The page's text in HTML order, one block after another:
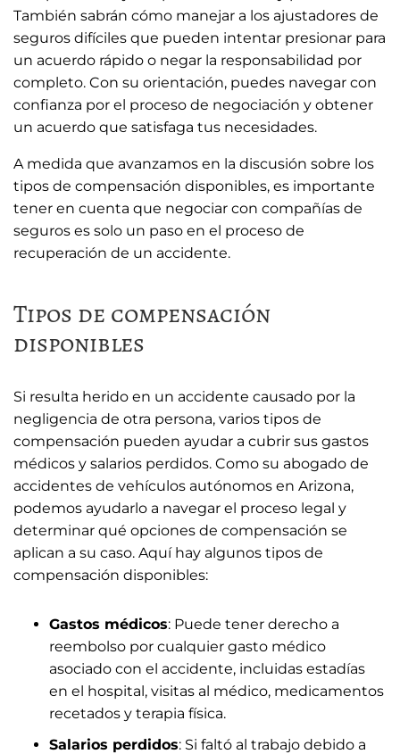
También sabrán cómo manejar a los ajustadores de
seguros difíciles que pueden intentar presionar para
un acuerdo rápido o negar la responsabilidad por
completo. Con su orientación, puedes navegar con
confianza por el proceso de negociación y obtener
un acuerdo que satisfaga tus necesidades.
A medida que avanzamos en la discusión sobre los
tipos de compensación disponibles, es importante
tener en cuenta que negociar con compañías de
seguros es solo un paso en el proceso de
recuperación de un accidente.
Tipos de compensación
disponibles
Si resulta herido en un accidente causado por la
negligencia de otra persona, varios tipos de
compensación pueden ayudar a cubrir sus gastos
médicos y salarios perdidos. Como su abogado de
accidentes de vehículos autónomos en Arizona,
podemos ayudarlo a navegar el proceso legal y
determinar qué opciones de compensación se
aplican a su caso. Aquí hay algunos tipos de
compensación disponibles:
Gastos médicos: Puede tener derecho a
reembolso por cualquier gasto médico
asociado con el accidente, incluidas estadías
en el hospital, visitas al médico, medicamentos
recetados y terapia física.
Salarios perdidos: Si faltó al trabajo debido a